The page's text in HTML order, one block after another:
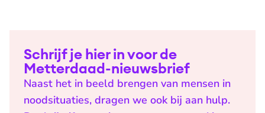
Schrijf je hier in voor de
Metterdaad-nieuwsbrief
Naast het in beeld brengen van mensen in
noodsituaties, dragen we ook bij aan hulp.